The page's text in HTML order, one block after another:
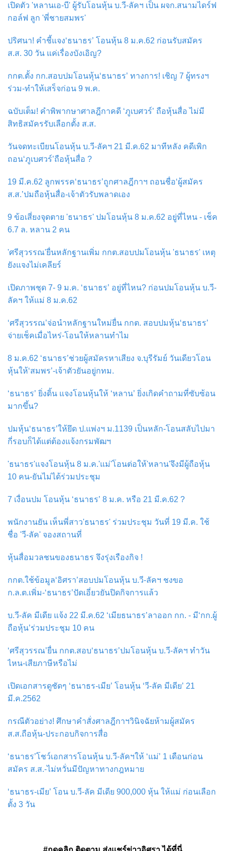
เปิดตัว 'หลานเอ-บี' ผู้รับโอนหุ้น บ.วี-ลัคฯ เป็น ผจก.สนามไดร์ฟ
กอล์ฟ ลูก 'พี่ชายสมพร'
ปริศนา! คำชี้แจง‘ธนาธร’ โอนหุ้น 8 ม.ค.62 ก่อนรับสมัคร
ส.ส. 30 วัน แค่เรื่องบังเอิญ?
กกต.ตั้ง กก.สอบปมโอนหุ้น‘ธนาธร’ ทางการ! เชิญ 7 ผู้ทรงฯ
ร่วม-ทำให้เสร็จก่อน 9 พ.ค.
ฉบับเต็ม! คำพิพากษาศาลฎีกาคดี ‘ภูเบศวร์’ ถือหุ้นสื่อ ไม่มี
สิทธิสมัครรับเลือกตั้ง ส.ส.
วันจดทะเบียนโอนหุ้น บ.วี-ลัคฯ 21 มี.ค.62 มาทีหลัง คดีเพิก
ถอน‘ภูเบศวร์’ถือหุ้นสื่อ ?
19 มี.ค.62 ลูกพรรค‘ธนาธร’ถูกศาลฎีกาฯ ถอนชื่อ‘ผู้สมัคร
ส.ส.’ปมถือหุ้นสื่อ-เจ้าตัวรับพลาดเอง
9 ข้อเสี่ยงจุดตาย 'ธนาธร' ปมโอนหุ้น 8 ม.ค.62 อยู่ที่ไหน - เช็ค
6.7 ล. หลาน 2 คน
'ศรีสุวรรณ'ยื่นหลักฐานเพิ่ม กกต.สอบปมโอนหุ้น 'ธนาธร' เหตุ
ยังแจงไม่เคลียร์
เปิดภาพชุด 7- 9 ม.ค. ‘ธนาธร’ อยู่ที่ไหน? ก่อนปมโอนหุ้น บ.วี-
ลัคฯ ให้แม่ 8 ม.ค.62
‘ศรีสุวรรณ’จ่อนำหลักฐานใหม่ยื่น กกต. สอบปมหุ้น‘ธนาธร’
จ่ายเช็คเมื่อไหร่-โอนให้หลานทำไม
8 ม.ค.62 ‘ธนาธร’ช่วยผู้สมัครหาเสียง จ.บุรีรัมย์ วันเดียวโอน
หุ้นให้‘สมพร’-เจ้าตัวยันอยู่กทม.
‘ธนาธร’ ยิ่งดิ้น แจงโอนหุ้นให้ ‘หลาน’ ยิ่งเกิดคำถามที่ซับซ้อน
มากขึ้น?
ปมหุ้น‘ธนาธร’ให้ยึด ป.แพ่งฯ ม.1139 เป็นหลัก-โอนสลับไปมา
กี่รอบก็ได้แต่ต้องแจ้งกรมพัฒฯ
'ธนาธร'แจงโอนหุ้น 8 ม.ค.'แม่'โอนต่อให้'หลาน'จึงมีผู้ถือหุ้น
10 คน-ยันไม่ได้ร่วมประชุม
7 เงื่อนปม โอนหุ้น ‘ธนาธร’ 8 ม.ค. หรือ 21 มี.ค.62 ?
พนักงานยัน เห็นพี่สาว'ธนาธร' ร่วมประชุม วันที่ 19 มี.ค. ใช้
ชื่อ 'วี-ลัค' จองสถานที่
หุ้นสื่อมวลชนของธนาธร จึงรุ่งเรืองกิจ !
กกต.ใช้ข้อมูล‘อิศรา’สอบปมโอนหุ้น บ.วี-ลัคฯ ชงขอ
ก.ล.ต.เพิ่ม-‘ธนาธร’ปัดเอี่ยวยันปิดกิจการแล้ว
บ.วี-ลัค มีเดีย แจ้ง 22 มี.ค.62 ‘เมียธนาธร’ลาออก กก. - มี‘กก.ผู้
ถือหุ้น’ร่วมประชุม 10 คน
‘ศรีสุวรรณ’ยื่น กกต.สอบ‘ธนาธร’ปมโอนหุ้น บ.วี-ลัคฯ ทำวัน
ไหน-เสียภาษีหรือไม่
เปิดเอกสารดูชัดๆ ‘ธนาธร-เมีย’ โอนหุ้น ‘วี-ลัค มีเดีย’ 21
มี.ค.2562
กรณีตัวอย่าง! ศึกษาคำสั่งศาลฎีกาฯวินิจฉัยห้ามผู้สมัคร
ส.ส.ถือหุ้น-ประกอบกิจการสื่อ
‘ธนาธร’โชว์เอกสารโอนหุ้น บ.วี-ลัคฯให้ ‘แม่’ 1 เดือนก่อน
สมัคร ส.ส.-ไม่หวั่นมีปัญหาทางกฎหมาย
‘ธนาธร-เมีย’ โอน บ.วี-ลัค มีเดีย 900,000 หุ้น ให้แม่ ก่อนเลือก
ตั้ง 3 วัน